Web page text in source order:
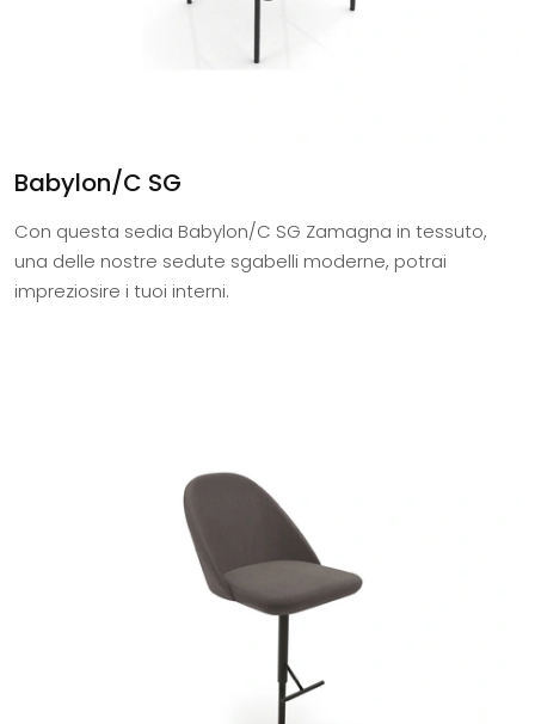
Babylon/C SG
Con questa sedia Babylon/C SG Zamagna in tessuto,
una delle nostre sedute sgabelli moderne, potrai
impreziosire i tuoi interni.